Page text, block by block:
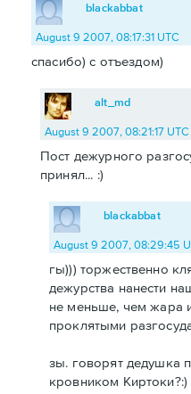
blackabbat
August 9 2007, 08:17:31 UTC
спасибо) с отъездом)
alt_md
August 9 2007, 08:21:17 UTC
Пост дежурного
принял... :)
blackabbat
August 9 2007, 08:29:45
гы))) торжественно
дежурства нанести
не меньше, чем жара
проклятыми
зы. говорят дедушка
кровником Киртоки?:)